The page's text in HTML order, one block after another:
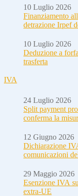
10 Luglio 2026
Finanziamento
detrazione Irpef
10 Luglio 2026
Deduzione a
trasferta
IVA
24 Luglio 2026
Split payment
conferma la
12 Giugno 2026
Dichiarazione
comunicazioni
29 Maggio 2026
Esenzione IVA
extra-UE